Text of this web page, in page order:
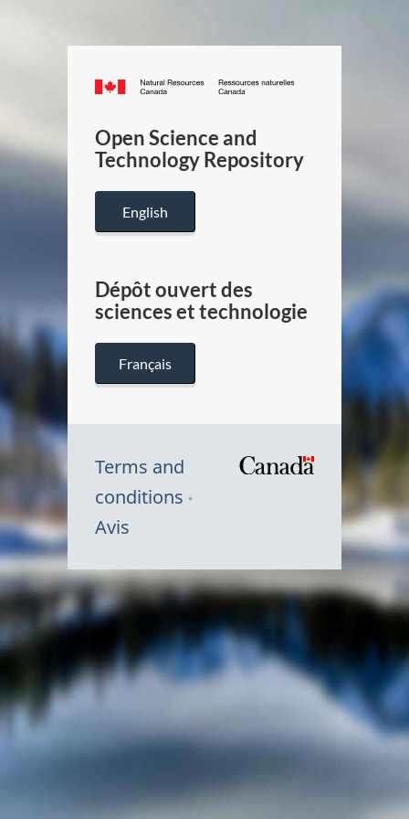
Canada.ca
/
Canada
Open Science and
Technology Repository
English
Dépôt ouvert des
sciences et technologie
Français
Terms and
conditions
Avis
Symbole
du
Canada